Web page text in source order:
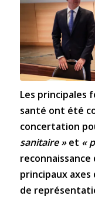
Les principales
santé ont été
concertation
sanitaire »et «
reconnaissance
principaux axes
de